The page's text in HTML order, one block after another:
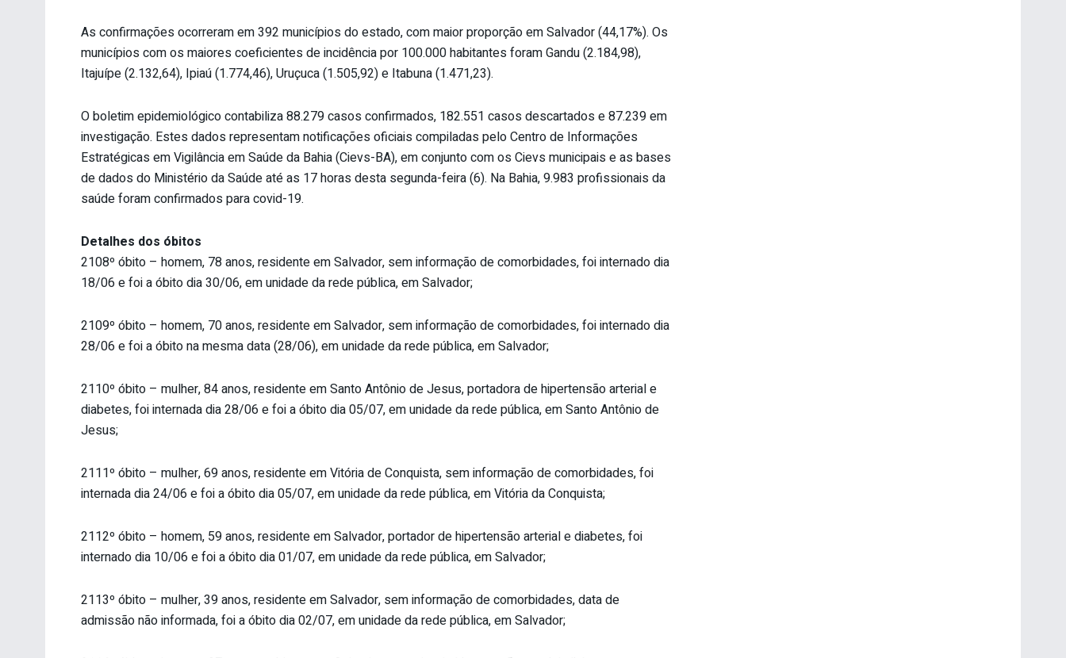
As confirmações ocorreram em 392 municípios do estado, com maior proporção em Salvador (44,17%). Os
municípios com os maiores coeficientes de incidência por 100.000 habitantes foram Gandu (2.184,98),
Itajuípe (2.132,64), Ipiaú (1.774,46), Uruçuca (1.505,92) e Itabuna (1.471,23).
O boletim epidemiológico contabiliza 88.279 casos confirmados, 182.551 casos descartados e 87.239 em
investigação. Estes dados representam notificações oficiais compiladas pelo Centro de Informações
Estratégicas em Vigilância em Saúde da Bahia (Cievs-BA), em conjunto com os Cievs municipais e as bases
de dados do Ministério da Saúde até as 17 horas desta segunda-feira (6). Na Bahia, 9.983 profissionais da
saúde foram confirmados para covid-19.
Detalhes dos óbitos
2108º óbito – homem, 78 anos, residente em Salvador, sem informação de comorbidades, foi internado dia
18/06 e foi a óbito dia 30/06, em unidade da rede pública, em Salvador;
2109º óbito – homem, 70 anos, residente em Salvador, sem informação de comorbidades, foi internado dia
28/06 e foi a óbito na mesma data (28/06), em unidade da rede pública, em Salvador;
2110º óbito – mulher, 84 anos, residente em Santo Antônio de Jesus, portadora de hipertensão arterial e
diabetes, foi internada dia 28/06 e foi a óbito dia 05/07, em unidade da rede pública, em Santo Antônio de
Jesus;
2111º óbito – mulher, 69 anos, residente em Vitória de Conquista, sem informação de comorbidades, foi
internada dia 24/06 e foi a óbito dia 05/07, em unidade da rede pública, em Vitória da Conquista;
2112º óbito – homem, 59 anos, residente em Salvador, portador de hipertensão arterial e diabetes, foi
internado dia 10/06 e foi a óbito dia 01/07, em unidade da rede pública, em Salvador;
2113º óbito – mulher, 39 anos, residente em Salvador, sem informação de comorbidades, data de
admissão não informada, foi a óbito dia 02/07, em unidade da rede pública, em Salvador;